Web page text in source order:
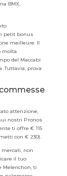
BMX,
petit bonus
meilleure. Il
molta
del Maccabi
Tuttavia, prova
attenzione,
nostri Pronos
ti offre € 115
con € 230).
non
il tuo
Melenchon, ti